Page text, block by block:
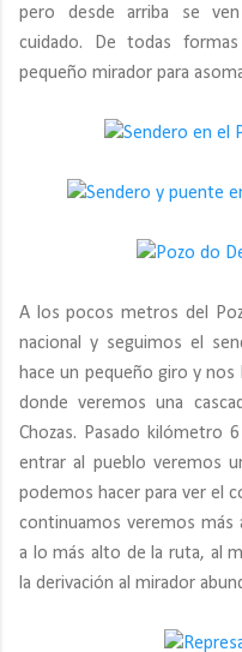
pero desde arriba se
cuidado. De todas
pequeño mirador para
A los pocos metros del
nacional y seguimos el
hace un pequeño giro y nos
donde veremos una
Chozas. Pasado kilómetro
entrar al pueblo veremos
podemos hacer para ver el
continuamos veremos más
a lo más alto de la ruta, al
la derivación al mirador